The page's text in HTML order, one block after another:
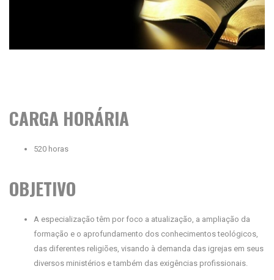
CARGA HORÁRIA
520 horas
OBJETIVO
A especialização têm por foco a atualização, a ampliação da
formação e o aprofundamento dos conhecimentos teológicos,
das diferentes religiões, visando à demanda das igrejas em seus
diversos ministérios e também das exigências profissionais.